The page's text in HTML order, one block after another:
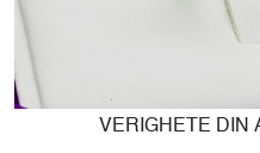
VERIGHETE DIN